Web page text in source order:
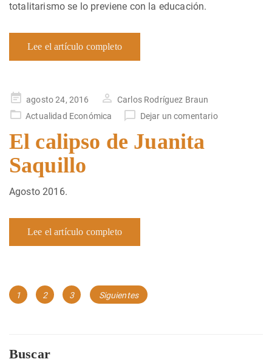
totalitarismo se lo previene con la educación.
Lee el artículo completo
Publicado
en
agosto 24, 2016
Carlos Rodríguez Braun
Actualidad Económica
Dejar un comentario
El calipso de Juanita
Saquillo
Agosto 2016.
Lee el artículo completo
Navegación
entradas
Página
1 Página
2 Página
3 Siguientes
Buscar